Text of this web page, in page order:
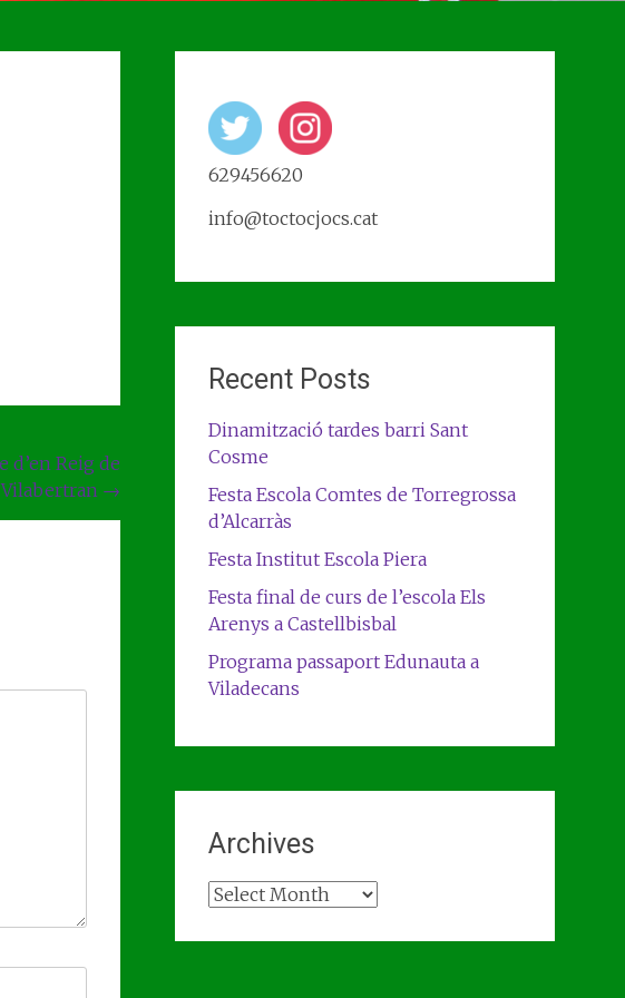
d’en Reig de
Vilabertran →
629456620
info@toctocjocs.cat
Recent Posts
Dinamització tardes barri Sant
Cosme
Festa Escola Comtes de Torregrossa
d’Alcarràs
Festa Institut Escola Piera
Festa final de curs de l’escola Els
Arenys a Castellbisbal
Programa passaport Edunauta a
Viladecans
Archives
Archives